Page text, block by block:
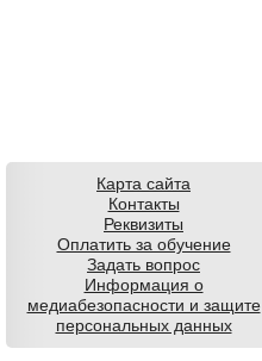
Карта сайта
Контакты
Реквизиты
Оплатить за обучение
Задать вопрос
Информация о
медиабезопасности и защите
персональных данных